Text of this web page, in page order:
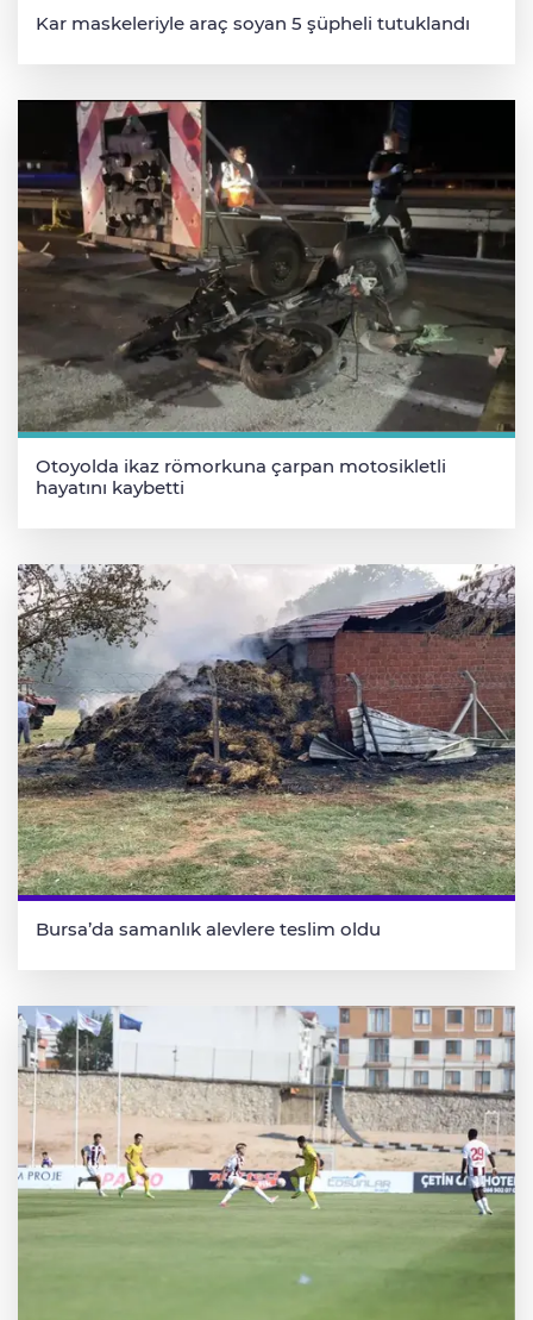
Kar maskeleriyle araç soyan 5 şüpheli tutuklandı
Otoyolda ikaz römorkuna çarpan motosikletli
hayatını kaybetti
Bursa’da samanlık alevlere teslim oldu